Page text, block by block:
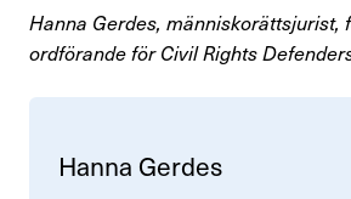
Hanna Gerdes, människorättsjurist,
ordförande för Civil Rights
Hanna Gerdes